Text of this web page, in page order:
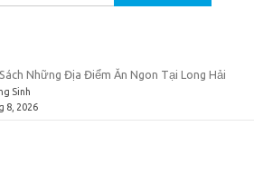
Những Địa Điểm Ăn Ngon Tại Long Hải
Sinh
8, 2026